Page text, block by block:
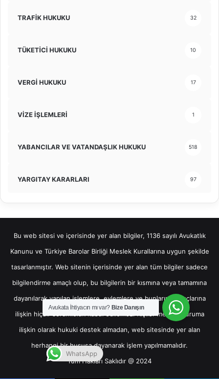
TRAFİK HUKUKU 32
TÜKETİCİ HUKUKU 10
VERGİ HUKUKU 17
VİZE İŞLEMLERİ 1
YABANCILAR VE VATANDAŞLIK HUKUKU 518
YARGITAY KARARLARI 97
Bu web sitesi ve içerisinde yer alan bilgiler, 1136 sayılı Avukatlık
Kanunu ve Türkiye Barolar Birliği Meslek Kurallarına uygun şekilde
tasarlanmıştır. Web sitenin içerisinde yer alan tüm bilgiler sadece
bilgilendirme amaçlı olup, bu bilgilerin bir kısmına veya tamamına
dayanılarak yapılan işlemlere, eylemlere ve bunların sonuçlarına
ilişkin hiçbir sorumluluk kabul edilemez. Kişiler mevcut duruma
ilişkin olarak hukuki destek almadan, web sitesinde yer alan
herhangi bir hususa dayanarak işlem yapılmamalıdır.
Tüm Hakları Saklıdır @ 2024
Avukata İhtiyacın mı var? Bize Danışın
WhatsApp